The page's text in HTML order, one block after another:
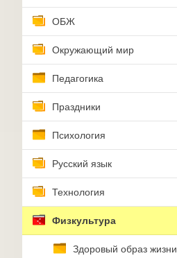
ОБЖ
Окружающий мир
Педагогика
Праздники
Психология
Русский язык
Технология
Физкультура
Здоровый образ жизни